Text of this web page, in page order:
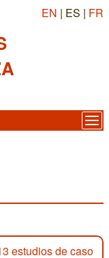
EN | ES | FR
estudios de caso